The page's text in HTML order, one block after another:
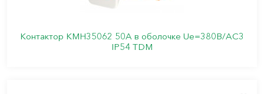
Контактор КМН35062 50А в оболочке Ue=380В/АC3
IP54 TDM